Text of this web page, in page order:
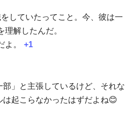
していたってこと。今、彼は一
解したんだ。
。
+1
」と主張しているけど、それな
は起こらなかったはずだよね😊